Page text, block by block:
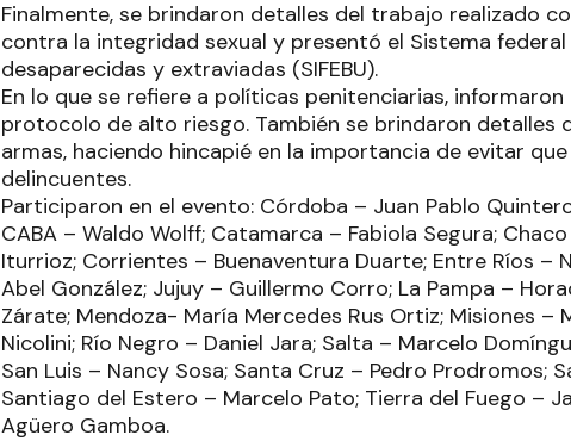
Finalmente, se brindaron detalles del trabajo realizado
contra la integridad sexual y presentó el Sistema
desaparecidas y extraviadas (SIFEBU).
En lo que se refiere a políticas penitenciarias,
protocolo de alto riesgo. También se brindaron detalles
armas, haciendo hincapié en la importancia de evitar
delincuentes.
Participaron en el evento: Córdoba – Juan Pablo
CABA – Waldo Wolff; Catamarca – Fabiola Segura;
Iturrioz; Corrientes – Buenaventura Duarte; Entre Ríos –
Abel González; Jujuy – Guillermo Corro; La Pampa –
Zárate; Mendoza- María Mercedes Rus Ortiz; Misiones –
Nicolini; Río Negro – Daniel Jara; Salta – Marcelo
San Luis – Nancy Sosa; Santa Cruz – Pedro Prodromos;
Santiago del Estero – Marcelo Pato; Tierra del Fuego –
Agüero Gamboa.